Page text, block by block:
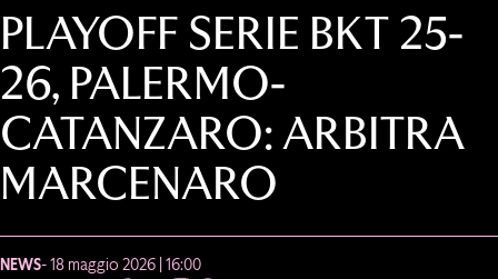
PLAYOFF SERIE BKT 25-
26, PALERMO-
CATANZARO: ARBITRA
MARCENARO
NEWS- 18 maggio 2026 | 16:00